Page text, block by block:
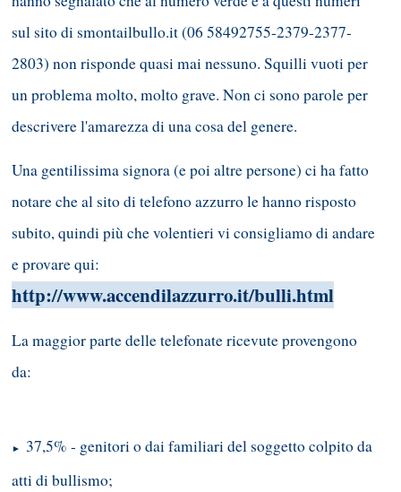
sul sito di smontailbullo.it (06 58492755-2379-2377-
2803) non risponde quasi mai nessuno. Squilli vuoti per
un problema molto, molto grave. Non ci sono parole per
descrivere l'amarezza di una cosa del genere.
Una gentilissima signora (e poi altre persone) ci ha fatto
notare che al sito di telefono azzurro le hanno risposto
subito, quindi più che volentieri vi consigliamo di andare
e provare qui:
http://www.accendilazzurro.it/bulli.html
La maggior parte delle telefonate ricevute provengono
da:
► 37,5% - genitori o dai familiari del soggetto colpito da
atti di bullismo;